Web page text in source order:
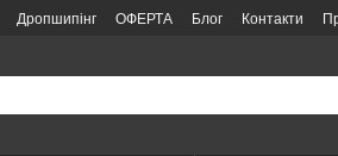
Дропшипінг ОФЕРТА Блог Контакти